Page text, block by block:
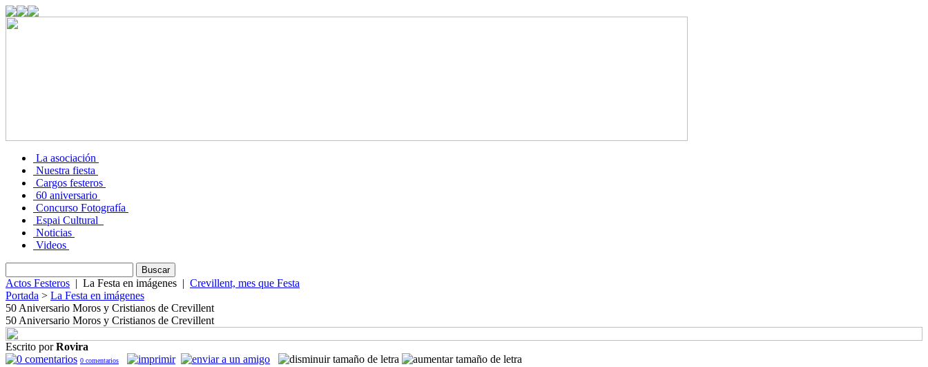
La asociación
Nuestra fiesta
Cargos festeros
60 aniversario
Concurso Fotografía
Espai Cultural
Noticias
Videos
Actos Festeros | La Festa en imágenes | Crevillent, mes que Festa
Portada > La Festa en imágenes
50 Aniversario Moros y Cristianos de Crevillent
50 Aniversario Moros y Cristianos de Crevillent
Escrito porRovira
0 comentarios